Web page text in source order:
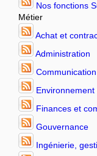
Nos fonctions
Métier
Achat et
Administration
Finances et
Gouvernance
Ingénierie,